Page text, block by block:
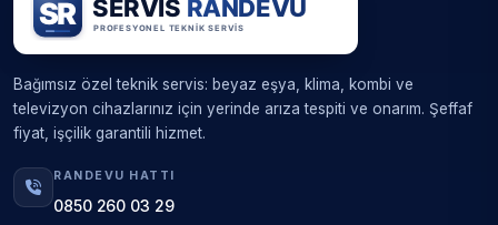
Bağımsız özel teknik servis: beyaz eşya, klima, kombi ve
televizyon cihazlarınız için yerinde arıza tespiti ve onarım. Şeffaf
fiyat, işçilik garantili hizmet.
RANDEVU HATTI
0850 260 03 29